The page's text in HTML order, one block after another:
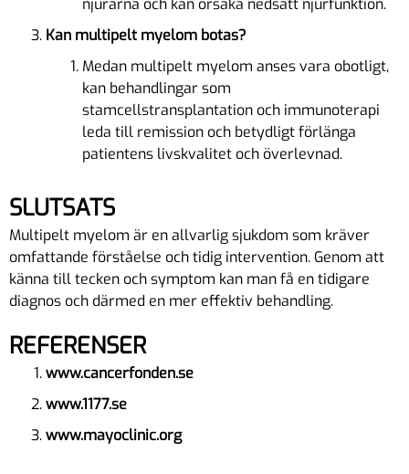
njurarna och kan orsaka nedsatt njurfunktion.
Kan multipelt myelom botas?
Medan multipelt myelom anses vara obotligt,
kan behandlingar som
stamcellstransplantation och immunoterapi
leda till remission och betydligt förlänga
patientens livskvalitet och överlevnad.
SLUTSATS
Multipelt myelom är en allvarlig sjukdom som kräver
omfattande förståelse och tidig intervention. Genom att
känna till tecken och symptom kan man få en tidigare
diagnos och därmed en mer effektiv behandling.
REFERENSER
www.cancerfonden.se
www.1177.se
www.mayoclinic.org